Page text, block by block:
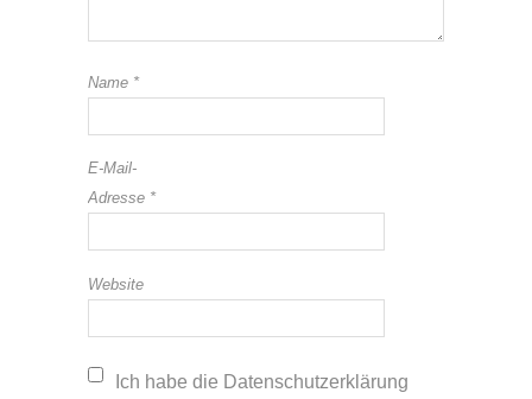
Name *
E-Mail-
Adresse *
Website
Ich habe die Datenschutzerklärung